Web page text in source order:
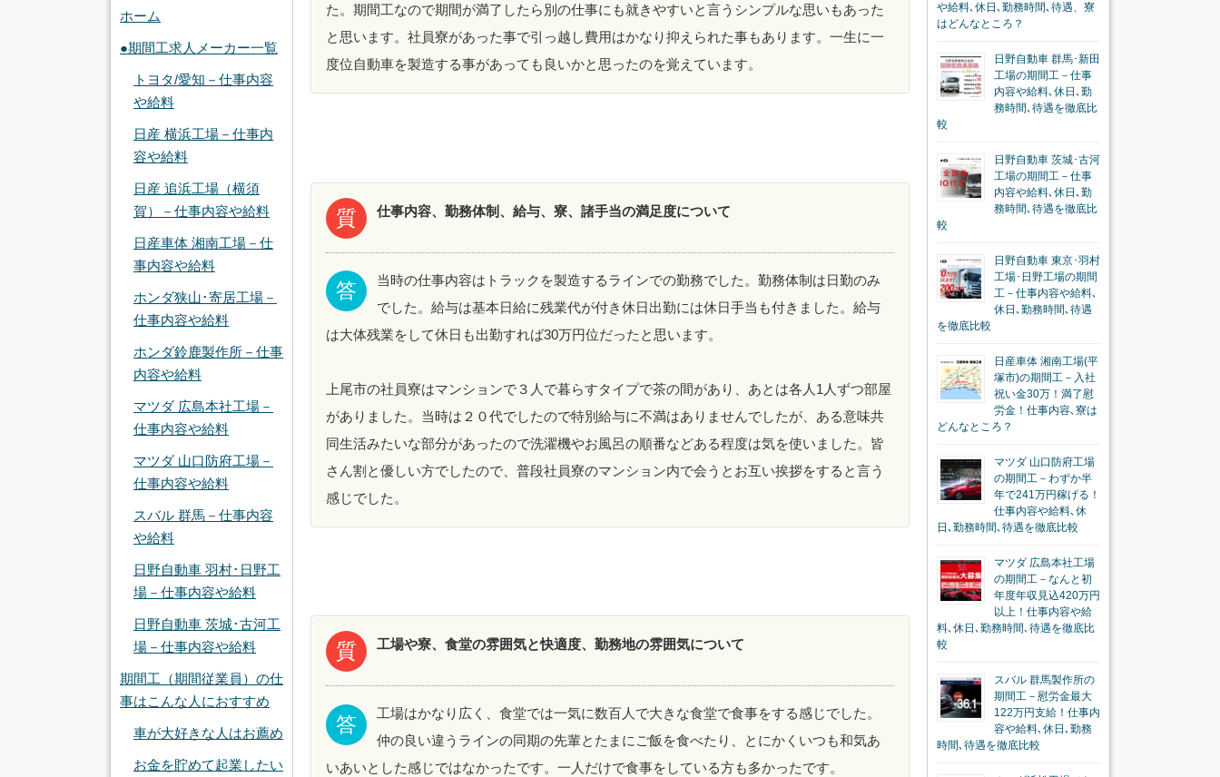
た。期間工なので期間が満了したら別の仕事にも就きやすいと言うシンプルな思いもあった
と思います。社員寮があった事で引っ越し費用はかなり抑えられた事もあります。一生に一
度位自動車を製造する事があっても良いかと思ったのを覚えています。
質 仕事内容、勤務体制、給与、寮、諸手当の満足度について
答
当時の仕事内容はトラックを製造するラインでの勤務でした。勤務体制は日勤のみ
でした。給与は基本日給に残業代が付き休日出勤には休日手当も付きました。給与
は大体残業をして休日も出勤すれば30万円位だったと思います。
上尾市の社員寮はマンションで３人で暮らすタイプで茶の間があり、あとは各人1人ずつ部屋
がありました。当時は２０代でしたので特別給与に不満はありませんでしたが、ある意味共
同生活みたいな部分があったので洗濯機やお風呂の順番などある程度は気を使いました。皆
さん割と優しい方でしたので、普段社員寮のマンション内で会うとお互い挨拶をすると言う
感じでした。
質 工場や寮、食堂の雰囲気と快適度、勤務地の雰囲気について
答
工場はかなり広く、食堂では一気に数百人で大きな食堂で食事をする感じでした。
仲の良い違うラインの同期の先輩とたまにご飯を食べたり、とにかくいつも和気あ
いあいとした感じではなかったです。一人だけで食事をしている方も多かったです。
ホーム
●期間工求人メーカー一覧
トヨタ/愛知－仕事内容
や給料
日産 横浜工場－仕事内
容や給料
日産 追浜工場（横須
賀）－仕事内容や給料
日産車体 湘南工場－仕
事内容や給料
ホンダ狭山･寄居工場－
仕事内容や給料
ホンダ鈴鹿製作所－仕事
内容や給料
マツダ 広島本社工場－
仕事内容や給料
マツダ 山口防府工場－
仕事内容や給料
スバル 群馬－仕事内容
や給料
日野自動車 羽村･日野工
場－仕事内容や給料
日野自動車 茨城･古河工
場－仕事内容や給料
期間工（期間従業員）の仕
事はこんな人におすすめ
車が大好きな人はお薦め
お金を貯めて起業したい
や給料､休日､勤務時間､待遇、寮
はどんなところ？
日野自動車 群馬･新田
工場の期間工－仕事
内容や給料､休日､勤
務時間､待遇を徹底比
較
日野自動車 茨城･古河
工場の期間工－仕事
内容や給料､休日､勤
務時間､待遇を徹底比
較
日野自動車 東京･羽村
工場･日野工場の期間
工－仕事内容や給料､
休日､勤務時間､待遇
を徹底比較
日産車体 湘南工場(平
塚市)の期間工－入社
祝い金30万！満了慰
労金！仕事内容､寮は
どんなところ？
マツダ 山口防府工場
の期間工－わずか半
年で241万円稼げる！
仕事内容や給料､休
日､勤務時間､待遇を徹底比較
マツダ 広島本社工場
の期間工－なんと初
年度年収見込420万円
以上！仕事内容や給
料､休日､勤務時間､待遇を徹底比
較
スバル 群馬製作所の
期間工－慰労金最大
122万円支給！仕事内
容や給料､休日､勤務
時間､待遇を徹底比較